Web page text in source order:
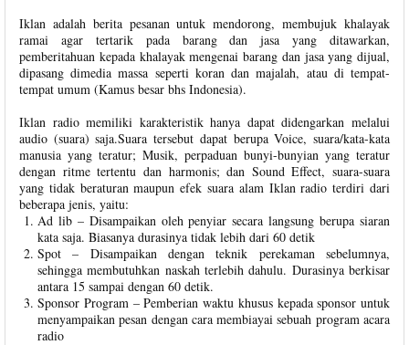
Iklan adalah berita pesanan untuk mendorong, membujuk khalayak
ramai agar tertarik pada barang dan jasa yang ditawarkan,
pemberitahuan kepada khalayak mengenai barang dan jasa yang dijual,
dipasang dimedia massa seperti koran dan majalah, atau di tempat-
tempat umum (Kamus besar bhs Indonesia).
Iklan radio memiliki karakteristik hanya dapat didengarkan melalui
audio (suara) saja.Suara tersebut dapat berupa Voice, suara/kata-kata
manusia yang teratur; Musik, perpaduan bunyi-bunyian yang teratur
dengan ritme tertentu dan harmonis; dan Sound Effect, suara-suara
yang tidak beraturan maupun efek suara alam Iklan radio terdiri dari
beberapa jenis, yaitu:
Ad lib – Disampaikan oleh penyiar secara langsung berupa siaran
kata saja. Biasanya durasinya tidak lebih dari 60 detik
Spot – Disampaikan dengan teknik perekaman sebelumnya,
sehingga membutuhkan naskah terlebih dahulu. Durasinya berkisar
antara 15 sampai dengan 60 detik.
Sponsor Program – Pemberian waktu khusus kepada sponsor untuk
menyampaikan pesan dengan cara membiayai sebuah program acara
radio